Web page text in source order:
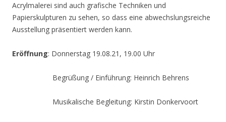
Acrylmalerei sind auch grafische Techniken und
Papierskulpturen zu sehen, so dass eine abwechslungsreiche
Ausstellung präsentiert werden kann.
Eröffnung: Donnerstag 19.08.21, 19.00 Uhr
Begrüßung / Einführung: Heinrich Behrens
Musikalische Begleitung: Kirstin Donkervoort